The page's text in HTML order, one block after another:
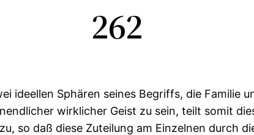
262
ideellen Sphären seines Begriffs, die Familie
wirklicher Geist zu sein, teilt somit
zu, so daß diese Zuteilung am Einzelnen durch